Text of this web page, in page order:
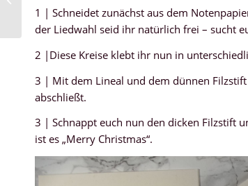
1 | Schneidet zunächst aus dem
der Liedwahl seid ihr natürlich frei – sucht
2 |Diese Kreise klebt ihr nun in
3 | Mit dem Lineal und dem dünnen Filzstift
abschließt.
3 | Schnappt euch nun den dicken Filzstift
ist es „Merry Christmas“.
duftet Weihnacht